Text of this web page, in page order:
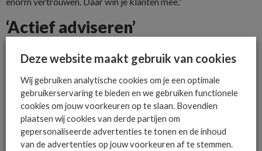
‘Actief adviseren’
alleen diensten ‘op de plank te hebben liggen’. Ze moeten
proactief het gesprek aangaan met hun klanten. “Veel mkb’ers
denken dat een antiviruspakket en een back-up voldoende zijn.
Maar ze hebben geen idee welke eisen hun klanten straks aan
hen stellen. Het is aan jou als msp om hen die bewustwording
bij te brengen. Doe een digitale APK bij je klanten. Bespreek
Deze website maakt gebruik van cookies
Wij gebruiken analytische cookies om je een optimale
gebruikerservaring te bieden en we gebruiken functionele
cookies om jouw voorkeuren op te slaan. Bovendien
plaatsen wij cookies van derde partijen om
gepersonaliseerde advertenties te tonen en de inhoud
van de advertenties op jouw voorkeuren af te stemmen.